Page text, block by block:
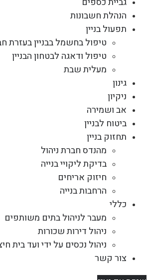
הנהלת חשבונות
תפעול בניין
טיפול בחשמל בבניין בעזרת
טיפול ודאגה לבטחון הבניין
מעלית שבת
גינון
ניקיון
אב ושמירה
ביטוח לבניין
תחזוק בניין
מהנדס חברת ניהול
בדיקת ליקויי בנייה
חיזוק אריחים
הרחבות בנייה
כללי
מעבר לניהול בתים משותפים
ניהול דירות שכורות
ניהול נכסים על ידי ועד בית
צור קשר